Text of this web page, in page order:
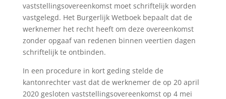
vaststellingsovereenkomst moet schriftelijk worden
vastgelegd. Het Burgerlijk Wetboek bepaalt dat de
werknemer het recht heeft om deze overeenkomst
zonder opgaaf van redenen binnen veertien dagen
schriftelijk te ontbinden.
In een procedure in kort geding stelde de
kantonrechter vast dat de werknemer de op 20 april
2020 gesloten vaststellingsovereenkomst op 4 mei